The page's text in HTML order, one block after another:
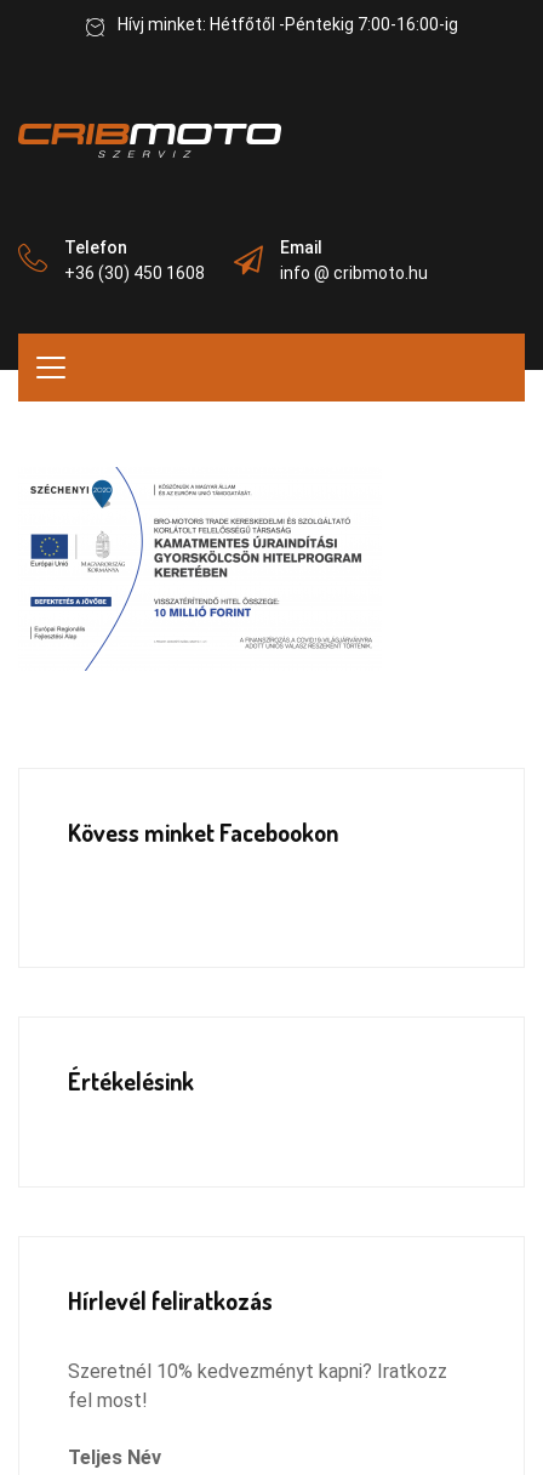
Hívj minket: Hétfőtől -Péntekig 7:00-16:00-ig
Telefon
+36 (30) 450 1608
Email
info @ cribmoto.hu
Kövess minket Facebookon
Értékelésink
Hírlevél feliratkozás
Szeretnél 10% kedvezményt kapni? Iratkozz
fel most!
Teljes Név